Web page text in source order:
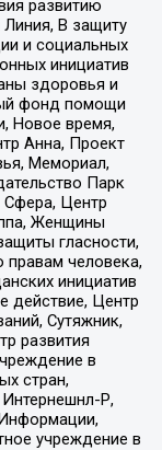
развитию
В защиту
и социальных
инициатив
здоровья и
фонд помощи
Новое время,
Анна, Проект
Мемориал,
Парк
Сфера, Центр
Женщины
гласности,
правам человека,
инициатив
действие, Центр
Сутяжник,
развития
в
стран,
Р,
учреждение в